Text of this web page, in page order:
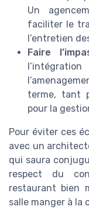
Un
faciliter le
l’entretien
Faire
terme, tant
pour la
Pour éviter ces
avec un
qui saura
respect du
restaurant bien
salle manger à la